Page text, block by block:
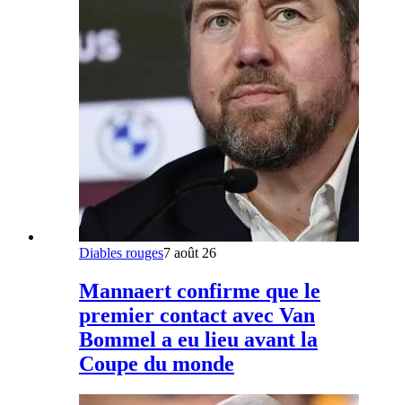
Diables rouges7 août 26
Mannaert confirme que le
premier contact avec Van
Bommel a eu lieu avant la
Coupe du monde